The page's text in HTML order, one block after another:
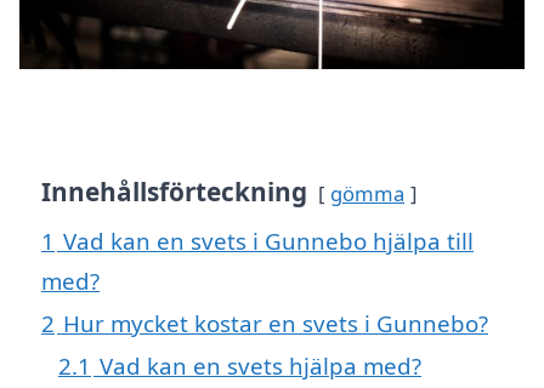
Innehållsförteckning gömma
1 Vad kan en svets i Gunnebo hjälpa till
med?
2 Hur mycket kostar en svets i Gunnebo?
2.1 Vad kan en svets hjälpa med?